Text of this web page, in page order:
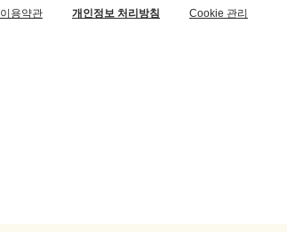
이용약관 개인정보 처리방침 Cookie 관리